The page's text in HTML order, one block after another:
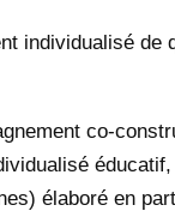
individualisé de
co-
élaboré en